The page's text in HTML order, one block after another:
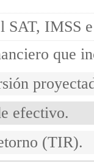
SAT, IMSS
que
efectivo.
(TIR).